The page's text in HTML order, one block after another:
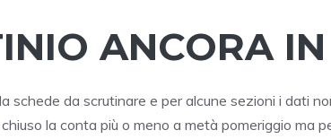
ANCORA
schede da scrutinare e per alcune sezioni i dati
la conta più o meno a metà pomeriggio ma